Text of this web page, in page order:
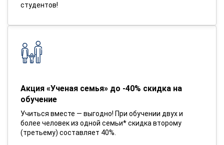
студентов!
Акция «Ученая семья» до -40% скидка на
обучение
Учиться вместе — выгодно! При обучении двух и
более человек из одной семьи* скидка второму
(третьему) составляет 40%.